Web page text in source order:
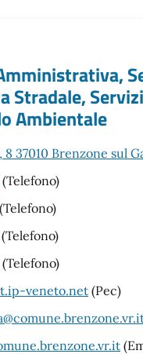
Stradale,
Ambientale
37010 Brenzone sul
(Telefono)
(Telefono)
(Telefono)
(Telefono)
veneto.net(Pec)